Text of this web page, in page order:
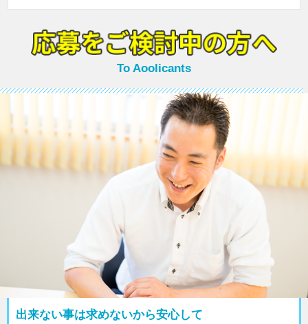
To Aoolicants
出来ない事は求めないから安心して